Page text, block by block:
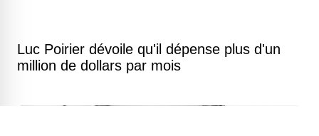
Luc Poirier dévoile qu'il dépense plus d'un
million de dollars par mois